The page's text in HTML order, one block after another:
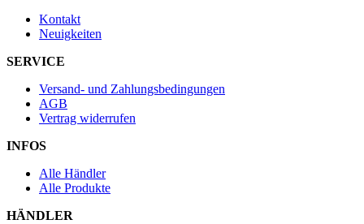
Kontakt
Neuigkeiten
SERVICE
Versand- und Zahlungsbedingungen
AGB
Vertrag widerrufen
INFOS
Alle Händler
Alle Produkte
HÄNDLER